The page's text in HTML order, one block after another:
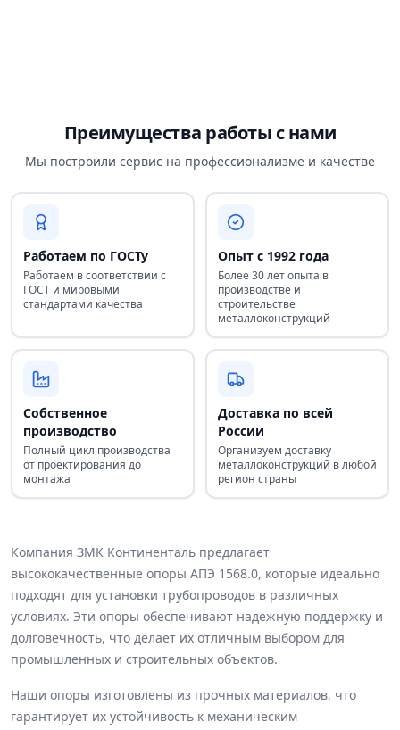
Преимущества работы с нами
Мы построили сервис на профессионализме и качестве
Работаем по ГОСТу
Работаем в соответствии с
ГОСТ и мировыми
стандартами качества
Опыт с 1992 года
Более 30 лет опыта в
производстве и
строительстве
металлоконструкций
Собственное
производство
Полный цикл производства
от проектирования до
монтажа
Доставка по всей
России
Организуем доставку
металлоконструкций в любой
регион страны
Компания ЗМК Континенталь предлагает
высококачественные опоры АПЭ 1568.0, которые идеально
подходят для установки трубопроводов в различных
условиях. Эти опоры обеспечивают надежную поддержку и
долговечность, что делает их отличным выбором для
промышленных и строительных объектов.
Наши опоры изготовлены из прочных материалов, что
гарантирует их устойчивость к механическим